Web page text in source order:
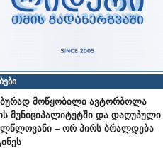
მოწყობილი ავტორბოლა
მუნიციპალიტეტში და დაღუპული
– ორ პირს ბრალდება